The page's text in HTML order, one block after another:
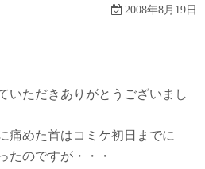
2008年8月19日
いただきありがとうございまし
痛めた首はコミケ初日までに
たのですが・・・